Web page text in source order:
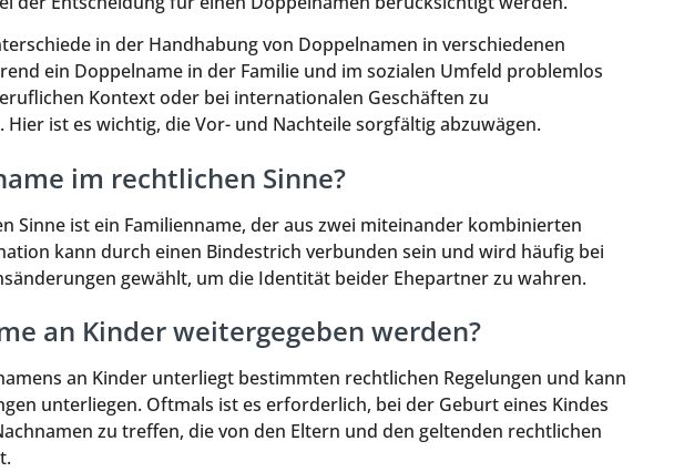
in der Handhabung von Doppelnamen in verschiedenen
ein Doppelname in der Familie und im sozialen Umfeld problemlos
Kontext oder bei internationalen Geschäften zu
ist es wichtig, die Vor- und Nachteile sorgfältig abzuwägen.
im rechtlichen Sinne?
Sinne ist ein Familienname, der aus zwei miteinander kombinierten
kann durch einen Bindestrich verbunden sein und wird häufig bei
gewählt, um die Identität beider Ehepartner zu wahren.
an Kinder weitergegeben werden?
an Kinder unterliegt bestimmten rechtlichen Regelungen und kann
unterliegen. Oftmals ist es erforderlich, bei der Geburt eines Kindes
zu treffen, die von den Eltern und den geltenden rechtlichen